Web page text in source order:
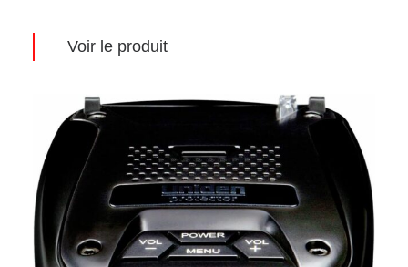
Voir le produit